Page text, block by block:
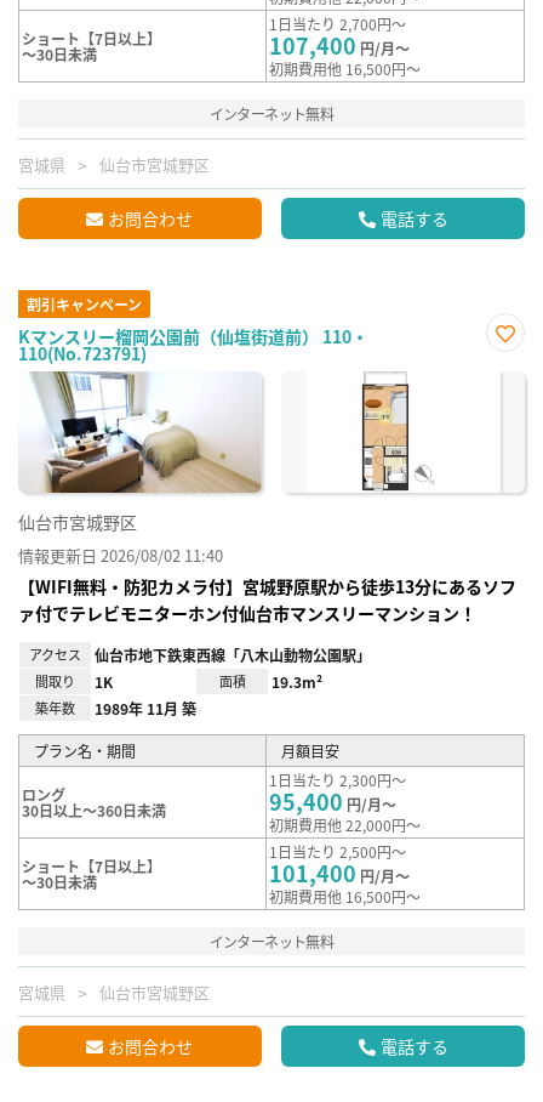
ショート【7日以上】
～30日未満
1日当たり 2,700円～
107,400 円/月～
初期費用他 16,500円～
インターネット無料
宮城県 仙台市宮城野区
お問合わせ 電話する
割引キャンペーン
Kマンスリー榴岡公園前（仙塩街道前） 110・
110(No.723791)
に入
仙台市宮城野区
情報更新日 2026/08/02 11:40
【WIFI無料・防犯カメラ付】宮城野原駅から徒歩13分にあるソフ
ァ付でテレビモニターホン付仙台市マンスリーマンション！
アクセス 仙台市地下鉄東西線「八木山動物公園駅」
間取り 1K 面積 19.3m²
築年数 1989年 11月 築
プラン名・期間 月額目安
ロング
30日以上～360日未満
1日当たり 2,300円～
95,400 円/月～
初期費用他 22,000円～
ショート【7日以上】
～30日未満
1日当たり 2,500円～
101,400 円/月～
初期費用他 16,500円～
インターネット無料
宮城県 仙台市宮城野区
お問合わせ 電話する